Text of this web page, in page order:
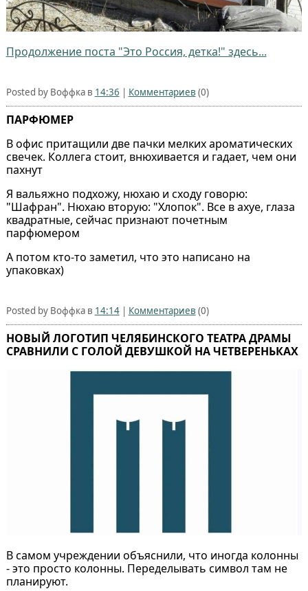
Продолжение поста "Это Россия, детка!" здесь...
Posted by Воффка в 14:36 Комментариев (0)
ПАРФЮМЕР
В офис притащили две пачки мелких ароматических
свечек. Коллега стоит, внюхивается и гадает, чем они
пахнут
Я вальяжно подхожу, нюхаю и сходу говорю:
"Шафран". Нюхаю вторую: "Хлопок". Все в ахуе, глаза
квадратные, сейчас признают почетным
парфюмером
А потом кто-то заметил, что это написано на
упаковках)
Posted by Воффка в 14:14| Комментариев (0)
НОВЫЙ ЛОГОТИП ЧЕЛЯБИНСКОГО ТЕАТРА ДРАМЫ
СРАВНИЛИ С ГОЛОЙ ДЕВУШКОЙ НА ЧЕТВЕРЕНЬКАХ
В самом учреждении объяснили, что иногда колонны
- это просто колонны. Переделывать символ там не
планируют.